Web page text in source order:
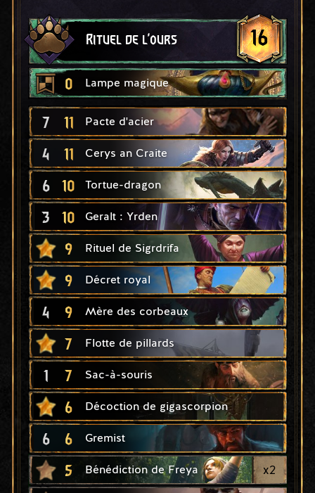
Rituel de l'ours 16
0 Lampe magique
7 11 Pacte d'acier
4 11 Cerys an Craite
6 10 Tortue-dragon
3 10 Geralt : Yrden
9 Rituel de Sigrdrifa
9 Décret royal
4 9 Mère des corbeaux
7 Flotte de pillards
1 7 Sac-à-souris
6 Décoction de gigascorpion
6 6 Gremist
5 Bénédiction de Freya x2